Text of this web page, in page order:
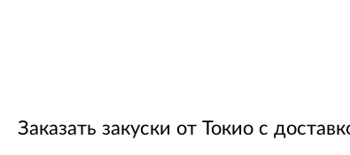
Заказать закуски от Токио с